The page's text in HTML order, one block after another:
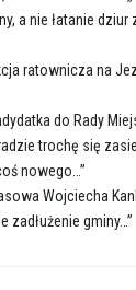
a nie łatanie dziur
ratownicza na
do Rady
trochę się
nowego…”
Wojciecha
zadłużenie gminy…”